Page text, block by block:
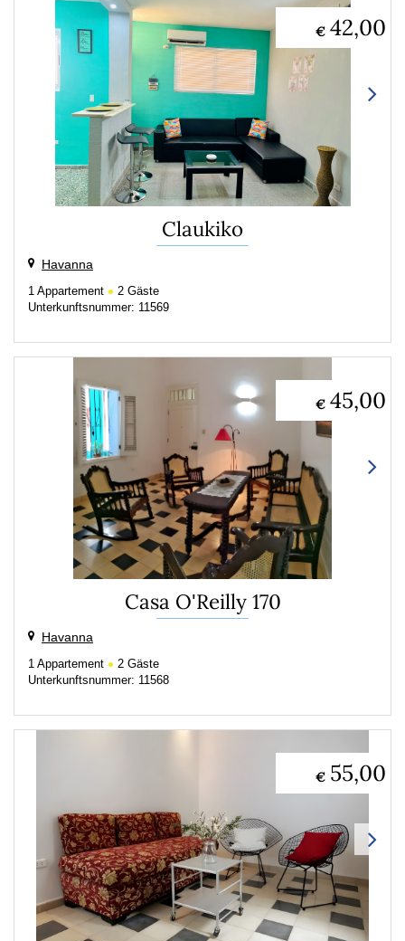
42,00
€
Claukiko
Havanna
1 Appartement 2 Gäste
Unterkunftsnummer: 11569
45,00
€
Casa O'Reilly 170
Havanna
1 Appartement 2 Gäste
Unterkunftsnummer: 11568
55,00
€